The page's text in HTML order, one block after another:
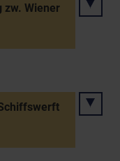
zw. Wiener